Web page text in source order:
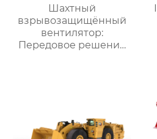
Шахтный
взрывозащищённый
вентилятор:
Передовое решение